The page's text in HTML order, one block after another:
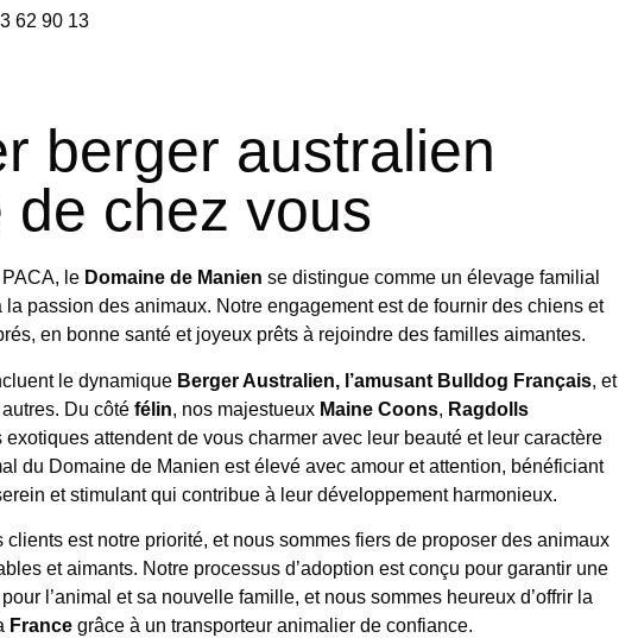
62 90 13
berger australien
de chez vous
le Domaine de Manien se distingue comme un élevage familial
passion des animaux. Notre engagement est de fournir des chiens et
en bonne santé et joyeux prêts à rejoindre des familles aimantes.
le dynamique Berger Australien, l’amusant Bulldog Français, et
Du côté félin, nos majestueux Maine Coons, Ragdolls
attendent de vous charmer avec leur beauté et leur caractère
du Domaine de Manien est élevé avec amour et attention, bénéficiant
et stimulant qui contribue à leur développement harmonieux.
clients est notre priorité, et nous sommes fiers de proposer des animaux
et aimants. Notre processus d’adoption est conçu pour garantir une
l’animal et sa nouvelle famille, et nous sommes heureux d’offrir la
France grâce à un transporteur animalier de confiance.